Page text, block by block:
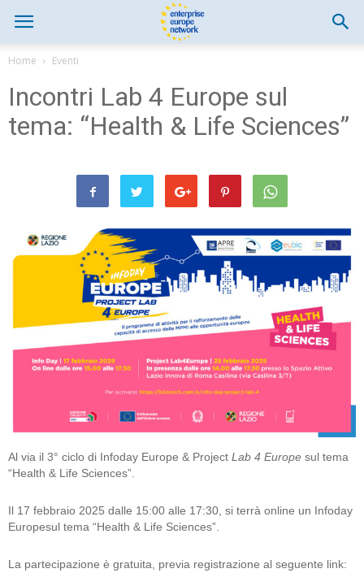
Home Eventi
Incontri Lab 4 Europe sul
tema: “Health & Life Sciences”
Al via il 3° ciclo di Infoday Europe & Project Lab 4 Europe sul tema
“Health & Life Sciences”.
Il 17 febbraio 2025 dalle 15:00 alle 17:30, si terrà online un Infoday
Europesul tema “Health & Life Sciences”.
La partecipazione è gratuita, previa registrazione al seguente link: